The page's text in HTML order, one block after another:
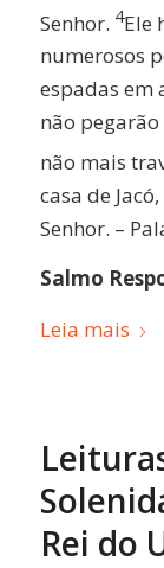
Senhor. 4Ele
numerosos
espadas em
não
não mais
casa de
Senhor. –
Salmo
Leia mais
Rei do